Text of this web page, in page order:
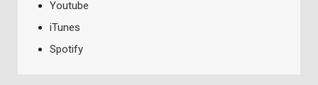
Youtube
iTunes
Spotify